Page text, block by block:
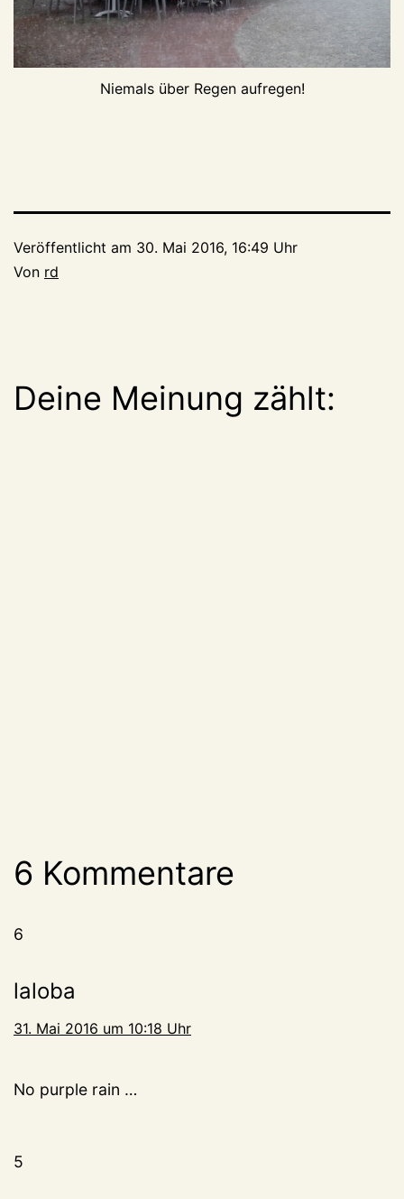
Niemals über Regen aufregen!
Veröffentlicht am 30. Mai 2016, 16:49 Uhr
Von rd
Deine Meinung zählt:
6 Kommentare
6
laloba
31. Mai 2016 um 10:18 Uhr
No purple rain …
5